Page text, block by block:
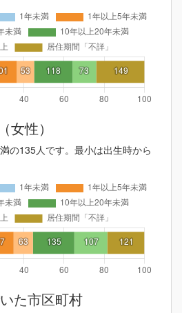
女性）
の135人です。最小は出生時から
た市区町村